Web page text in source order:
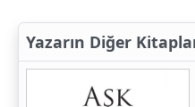
Yazarın Diğer